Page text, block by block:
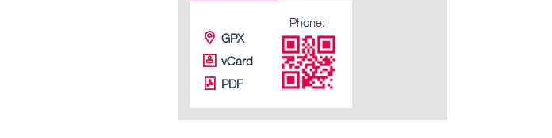
GPX
vCard
PDF
Phone: